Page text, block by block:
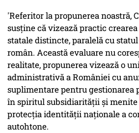
'Referitor la propunerea noastră,
susţine că vizează practic
statale distincte, paralelă cu
român. Această evaluare nu
realitate, propunerea vizează o
administrativă a României cu
suplimentare pentru gestionarea
în spiritul subsidiarităţii şi menite
protecţia identităţii naţionale a
autohtone.